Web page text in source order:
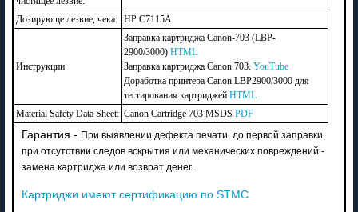
Дозирующе лезвие, чека: HP C7115A
Инструкции:
Заправка картриджа Canon-703 (LBP-
2900/3000) HTML
Заправка картриджа Canon 703. YouTube
Доработка принтера Canon LBP2900/3000 для
тестирования картриджей HTML
Material Safety Data Sheet: Canon Cartridge 703 MSDS PDF
Гарантия - При выявлении дефекта печати, до первой заправки,
при отсутствии следов вскрытия или механических повреждений -
замена картриджа или возврат денег.
Картриджи имеют сертификацию по STMC